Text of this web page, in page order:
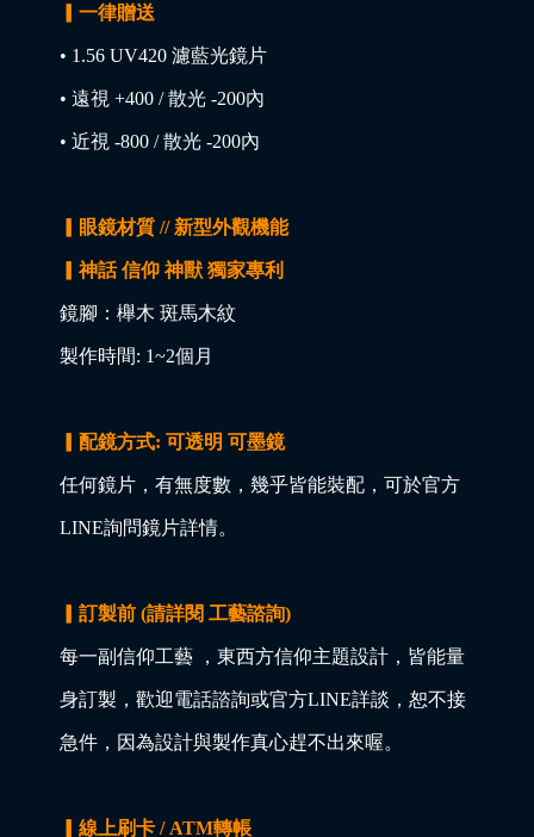
▎一律贈送
• 1.56 UV420 濾藍光鏡片
• 遠視 +400 / 散光 -200內
• 近視 -800 / 散光 -200內
▎眼鏡材質 // 新型外觀機能
▎神話 信仰 神獸 獨家專利
鏡腳：櫸木 斑馬木紋
製作時間: 1~2個月
▎配鏡方式: 可透明 可墨鏡
任何鏡片，有無度數，幾乎皆能裝配，可於官方
LINE詢問鏡片詳情。
▎訂製前 (請詳閱 工藝諮詢)
每一副信仰工藝 ，東西方信仰主題設計，皆能量
身訂製，歡迎電話諮詢或官方LINE詳談，恕不接
急件，因為設計與製作真心趕不出來喔。
▎線上刷卡 / ATM轉帳